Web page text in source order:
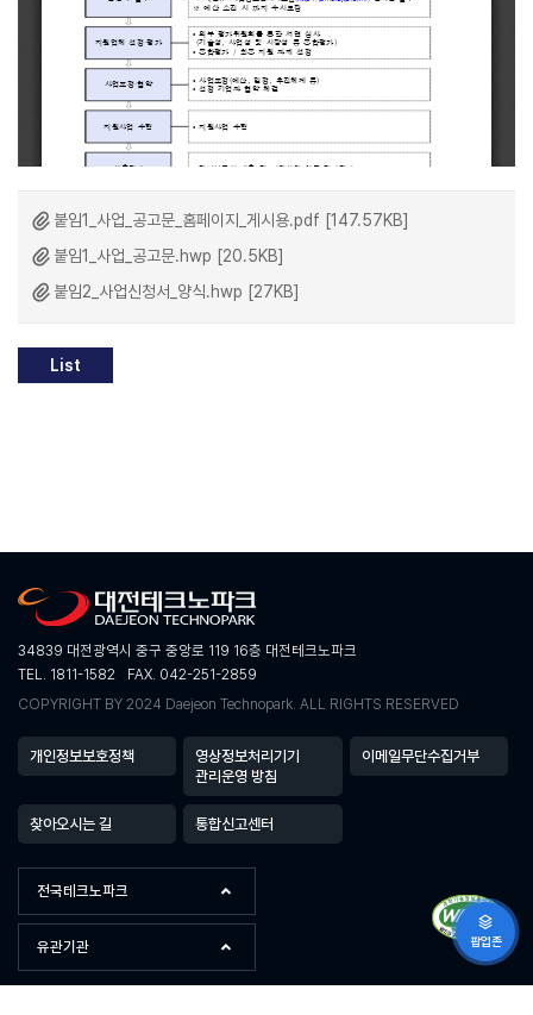
붙임1_사업_공고문_홈페이지_게시용.pdf [147.57KB]
붙임1_사업_공고문.hwp [20.5KB]
붙임2_사업신청서_양식.hwp [27KB]
List
34839 대전광역시 중구 중앙로 119 16층 대전테크노파크
TEL. 1811-1582
FAX. 042-251-2859
COPYRIGHT BY 2024 Daejeon Technopark. ALL RIGHTS RESERVED
전국테크노파크
유관기관
개인정보보호정책
영상정보처리기기
관리운영 방침
이메일무단수집거부
찾아오시는 길 통합신고센터
팝업존